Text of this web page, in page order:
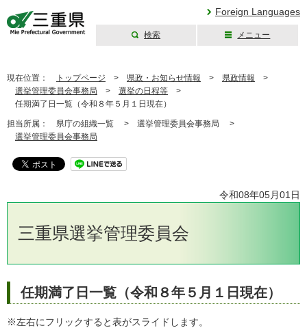
Foreign Languages
検索 メニュー
現在位置： トップページ > 県政・お知らせ情報 > 県政情報 >
選挙管理委員会事務局 > 選挙の日程等 >
任期満了日一覧（令和８年５月１日現在）
担当所属： 県庁の組織一覧 > 選挙管理委員会事務局 >
選挙管理委員会事務局
令和08年05月01日
三重県選挙管理委員会
任期満了日一覧（令和８年５月１日現在）
※左右にフリックすると表がスライドします。